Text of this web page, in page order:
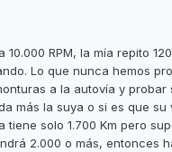
10.000 RPM, la mía repito
Lo que nunca hemos
a la autovía y probar
más la suya o si es que su
tiene solo 1.700 Km pero
2.000 o más, entonces